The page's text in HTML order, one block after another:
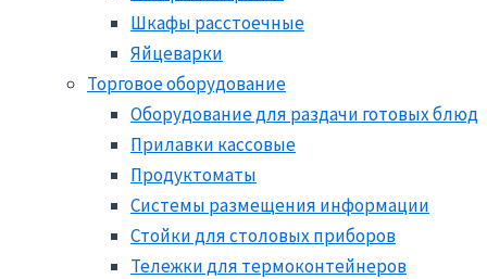
Шкафы расстоечные
Яйцеварки
Торговое оборудование
Оборудование для раздачи готовых блюд
Прилавки кассовые
Продуктоматы
Системы размещения информации
Стойки для столовых приборов
Тележки для термоконтейнеров